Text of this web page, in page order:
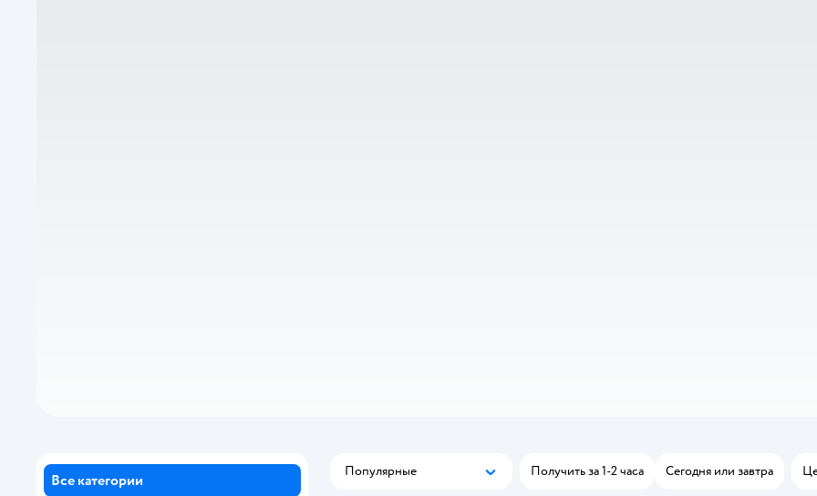
Популярные
Популярные Получить за 1-2 часа Сегодня или завтра
Все категории